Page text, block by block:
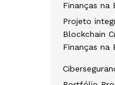
Finanças na
Projeto
Blockchain
Finanças na